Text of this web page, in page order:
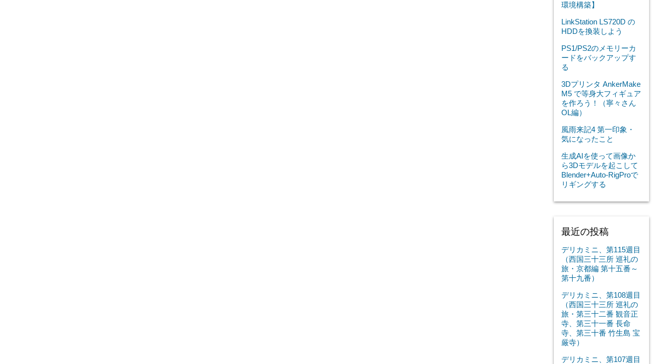
環境構築】
LinkStation LS720D の
HDDを換装しよう
PS1/PS2のメモリーカ
ードをバックアップす
る
3Dプリンタ AnkerMake
M5 で等身大フィギュア
を作ろう！（寧々さん
OL編）
風雨来記4 第一印象・
気になったこと
生成AIを使って画像か
ら3Dモデルを起こして
Blender+Auto-RigProで
リギングする
最近の投稿
デリカミニ、第115週目
（西国三十三所 巡礼の
旅・京都編 第十五番～
第十九番）
デリカミニ、第108週目
（西国三十三所 巡礼の
旅・第三十二番 観音正
寺、第三十一番 長命
寺、第三十番 竹生島 宝
厳寺）
デリカミニ、第107週目